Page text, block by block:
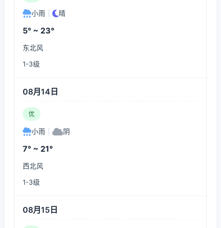
小雨 晴
5° ~ 23°
东北风
1-3级
08月14日
优
小雨 阴
7° ~ 21°
西北风
1-3级
08月15日